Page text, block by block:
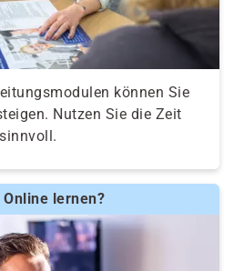
können Sie
Nutzen Sie die Zeit
sinnvoll.
Online lernen?